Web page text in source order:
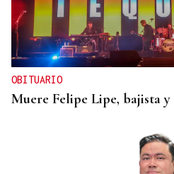
OBITUARIO
Muere Felipe Lipe, bajista